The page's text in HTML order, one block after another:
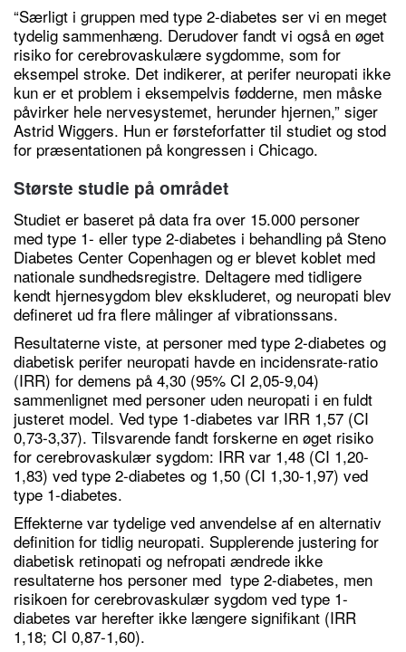
“Særligt i gruppen med type 2-diabetes ser vi en meget
tydelig sammenhæng. Derudover fandt vi også en øget
risiko for cerebrovaskulære sygdomme, som for
eksempel stroke. Det indikerer, at perifer neuropati ikke
kun er et problem i eksempelvis fødderne, men måske
påvirker hele nervesystemet, herunder hjernen,” siger
Astrid Wiggers. Hun er førsteforfatter til studiet og stod
for præsentationen på kongressen i Chicago.
Største studie på området
Studiet er baseret på data fra over 15.000 personer
med type 1- eller type 2-diabetes i behandling på Steno
Diabetes Center Copenhagen og er blevet koblet med
nationale sundhedsregistre. Deltagere med tidligere
kendt hjernesygdom blev ekskluderet, og neuropati blev
defineret ud fra flere målinger af vibrationssans.
Resultaterne viste, at personer med type 2-diabetes og
diabetisk perifer neuropati havde en incidensrate-ratio
(IRR) for demens på 4,30 (95% CI 2,05-9,04)
sammenlignet med personer uden neuropati i en fuldt
justeret model. Ved type 1-diabetes var IRR 1,57 (CI
0,73-3,37). Tilsvarende fandt forskerne en øget risiko
for cerebrovaskulær sygdom: IRR var 1,48 (CI 1,20-
1,83) ved type 2-diabetes og 1,50 (CI 1,30-1,97) ved
type 1-diabetes.
Effekterne var tydelige ved anvendelse af en alternativ
definition for tidlig neuropati. Supplerende justering for
diabetisk retinopati og nefropati ændrede ikke
resultaterne hos personer med type 2-diabetes, men
risikoen for cerebrovaskulær sygdom ved type 1-
diabetes var herefter ikke længere signifikant (IRR
1,18; CI 0,87-1,60).